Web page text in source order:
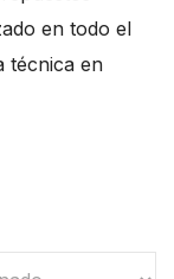
en todo el
técnica en